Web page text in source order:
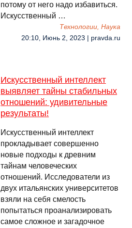
потому от него надо избавиться.
Искусственный …
Технологии, Наука
20:10, Июнь 2, 2023 | pravda.ru
Искусственный интеллект
выявляет тайны стабильных
отношений: удивительные
результаты!
Искусственный интеллект
прокладывает совершенно
новые подходы к древним
тайнам человеческих
отношений. Исследователи из
двух итальянских университетов
взяли на себя смелость
попытаться проанализировать
самое сложное и загадочное